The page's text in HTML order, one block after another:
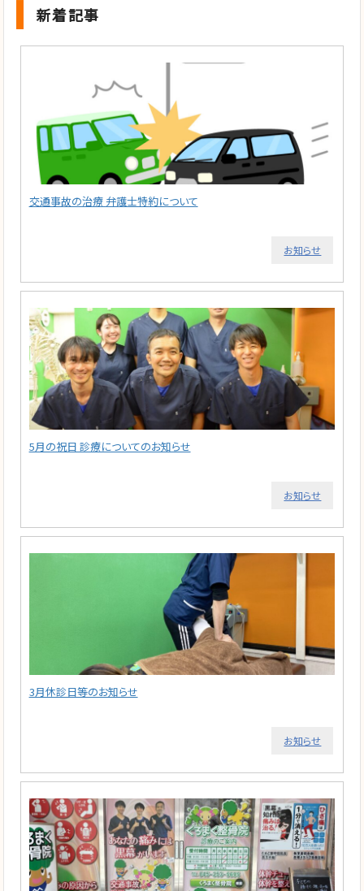
新着記事
交通事故の治療 弁護士特約について
お知らせ
5月の祝日 診療についてのお知らせ
お知らせ
3月休診日等のお知らせ
お知らせ